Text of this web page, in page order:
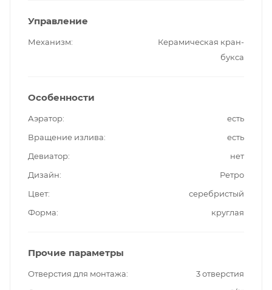
Управление
Механизм
Керамическая кран-
букса
Особенности
Аэратор
есть
Вращение излива
есть
Девиатор
нет
Дизайн
Ретро
Цвет
серебристый
Форма
круглая
Прочие параметры
Отверстия для монтажа
3 отверстия